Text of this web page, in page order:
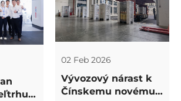
02 Feb 2026
Vývozový nárast k
Čínskemu novému